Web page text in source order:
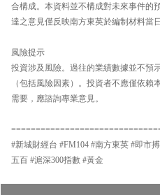
合構成。本資料並不構成對未來事件的
達之意見僅反映南方東英於編制材料當
風險提示
投資涉及風險。過往的業績數據並不預
（包括風險因素）。投資者不應僅依
需要，應諮詢專業意見。
#新城財經台 #FM104 #南方東英 #即市
五百 #滬深300指數 #黃金